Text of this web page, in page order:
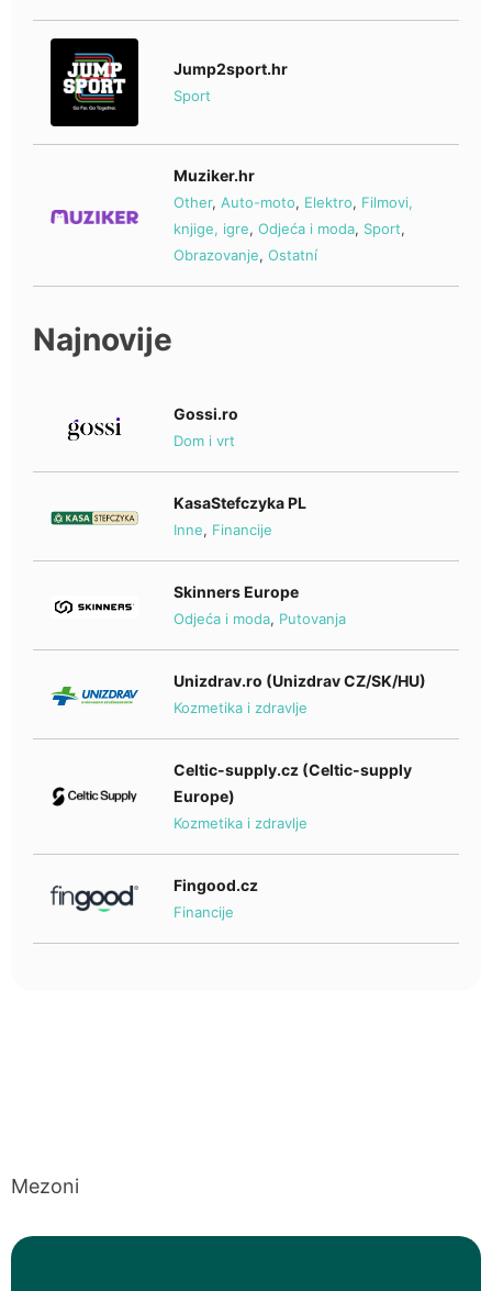
Jump2sport.hr
Sport
Muziker.hr
Other, Auto-moto, Elektro, Filmovi,
knjige, igre, Odjeća i moda, Sport,
Obrazovanje, Ostatní
Najnovije
Gossi.ro
Dom i vrt
KasaStefczyka PL
Inne, Financije
Skinners Europe
Odjeća i moda, Putovanja
Unizdrav.ro (Unizdrav CZ/SK/HU)
Kozmetika i zdravlje
Celtic-supply.cz (Celtic-supply
Europe)
Kozmetika i zdravlje
Fingood.cz
Financije
Mezoni